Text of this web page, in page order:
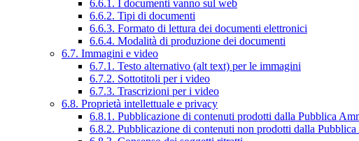
6.6.1. I documenti vanno sul web
6.6.2. Tipi di documenti
6.6.3. Formato di lettura dei documenti elettronici
6.6.4. Modalità di produzione dei documenti
6.7. Immagini e video
6.7.1. Testo alternativo (alt text) per le immagini
6.7.2. Sottotitoli per i video
6.7.3. Trascrizioni per i video
6.8. Proprietà intellettuale e privacy
6.8.1. Pubblicazione di contenuti prodotti dalla Pubblica
6.8.2. Pubblicazione di contenuti non prodotti dalla